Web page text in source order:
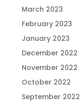
March 2023
February 2023
January 2023
December 2022
November 2022
October 2022
September 2022